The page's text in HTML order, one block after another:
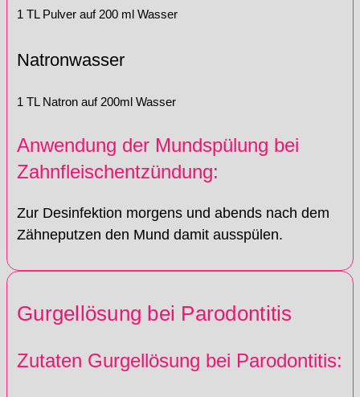
1 TL Pulver auf 200 ml Wasser
Natronwasser
1 TL Natron auf 200ml Wasser
Anwendung der Mundspülung bei
Zahnfleischentzündung:
Zur Desinfektion morgens und abends nach dem
Zähneputzen den Mund damit ausspülen.
Gurgellösung bei Parodontitis
Zutaten Gurgellösung bei Parodontitis: